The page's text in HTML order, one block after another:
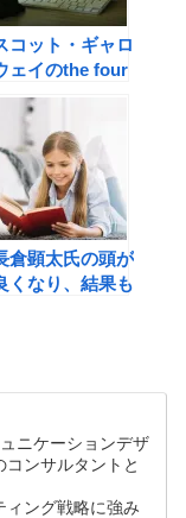
コット・ギャロ
ェイのthe four
四騎士が創
り変えた世界の書
倉顕太氏の頭が
くなり、結果も
ニケーションデザ
ンサルタントと
ィング戦略に強み